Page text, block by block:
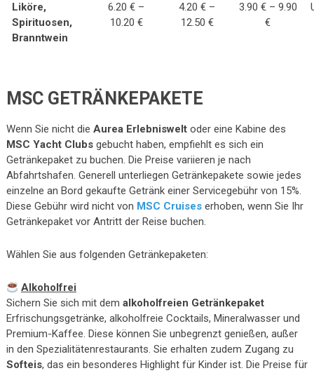
Liköre,
Spirituosen,
Branntwein
6.20 € –
10.20 €
4.20 € –
12.50 €
3.90 € – 9.90
€
MSC GETRÄNKEPAKETE
Wenn Sie nicht die Aurea Erlebnisweltoder eine Kabine des
MSC Yacht Clubsgebucht haben, empfiehlt es sich ein
Getränkepaket zu buchen. Die Preise variieren je nach
Abfahrtshafen. Generell unterliegen Getränkepakete sowie jedes
einzelne an Bord gekaufte Getränk einer Servicegebühr von 15%.
Diese Gebühr wird nicht von MSC Cruiseserhoben, wenn Sie Ihr
Getränkepaket vor Antritt der Reise buchen.
Wählen Sie aus folgenden Getränkepaketen:
Alkoholfrei
Sichern Sie sich mit dem alkoholfreien Getränkepaket
Erfrischungsgetränke, alkoholfreie Cocktails, Mineralwasser und
Premium-Kaffee. Diese können Sie unbegrenzt genießen, außer
in den Spezialitätenrestaurants. Sie erhalten zudem Zugang zu
Softeis, das ein besonderes Highlight für Kinder ist. Die Preise für